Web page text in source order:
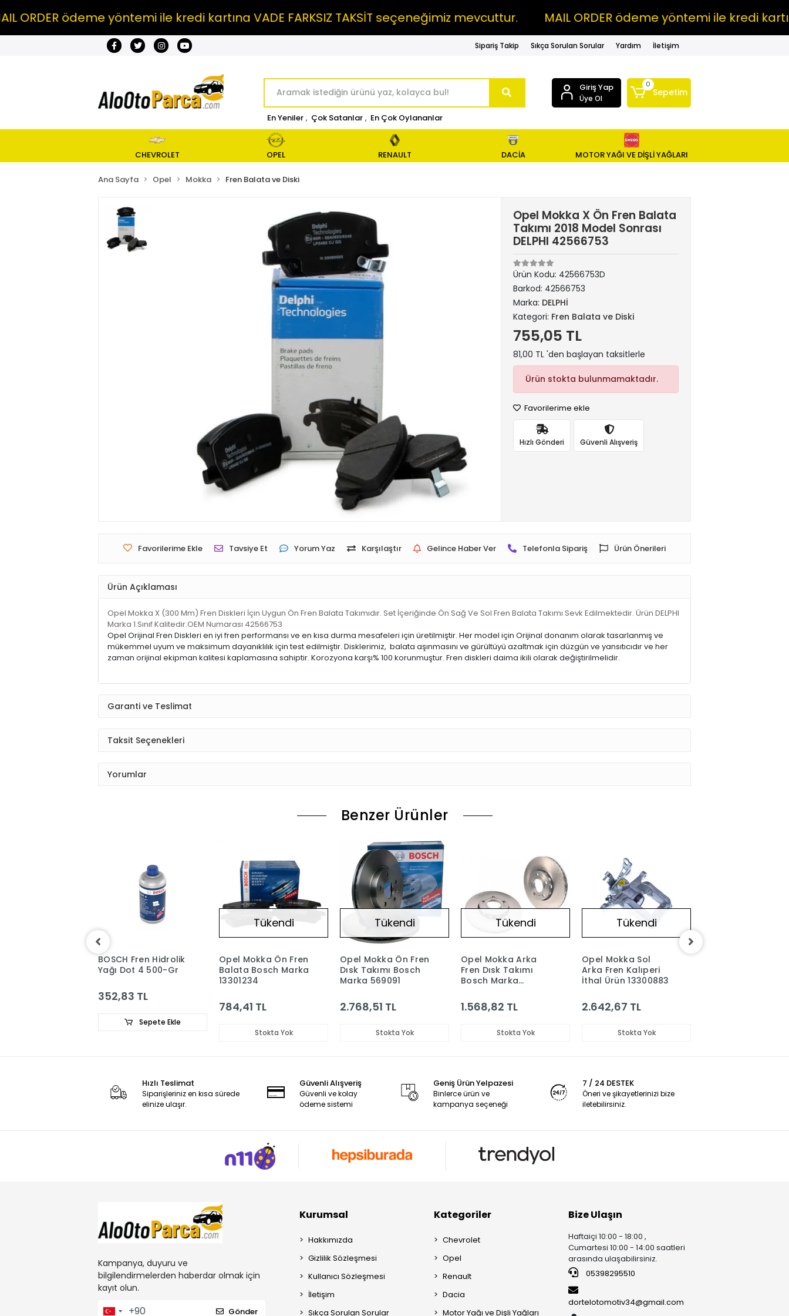
ödeme yöntemi ile kredi kartına VADE FARKSIZ TAKSİT seçeneğimiz mevcuttur. MAIL ORDER ödeme yöntemi ile kredi kartına
Sipariş Takip Sıkça Sorulan Sorular Yardım İletişim
En Yeniler , Çok Satanlar , En Çok Oylananlar
Giriş Yap
Üye Ol
0
Sepetim
CHEVROLET OPEL RENAULT DACİA MOTOR YAĞI VE DİŞLİ YAĞLARI
Ana Sayfa Opel Mokka Fren Balata ve Diski
Opel Mokka X Ön Fren Balata
Takımı 2018 Model Sonrası
DELPHI 42566753
Ürün Kodu: 42566753D
Barkod: 42566753
Marka: DELPHİ
Kategori: Fren Balata ve Diski
755,05 TL
81,00 TL 'den başlayan taksitlerle
Ürün stokta bulunmamaktadır.
Favorilerime ekle
Hızlı Gönderi Güvenli Alışveriş
Favorilerime Ekle Tavsiye Et Yorum Yaz Karşılaştır Gelince Haber Ver Telefonla Sipariş Ürün Önerileri
Ürün Açıklaması
Opel Mokka X (300 Mm) Fren Diskleri İçin Uygun Ön Fren Balata Takımıdır. Set İçeriğinde Ön Sağ Ve Sol Fren Balata Takımı Sevk Edilmektedir. Ürün DELPHI
Marka 1.Sınıf Kalitedir.OEM Numarası 42566753
Opel Orijinal Fren Diskleri en iyi fren performansı ve en kısa durma mesafeleri için üretilmiştir. Her model için Orijinal donanım olarak tasarlanmış ve
mükemmel uyum ve maksimum dayanıklılık için test edilmiştir. Disklerimiz, balata aşınmasını ve gürültüyü azaltmak için düzgün ve yansıtıcıdır ve her
zaman orijinal ekipman kalitesi kaplamasına sahiptir. Korozyona karşı% 100 korunmuştur. Fren diskleri daima ikili olarak değiştirilmelidir.
Garanti ve Teslimat
Taksit Seçenekleri
Yorumlar
Benzer Ürünler
BOSCH Fren Hidrolik
Yağı Dot 4 500-Gr
352,83 TL
Sepete Ekle
Tükendi
Opel Mokka Ön Fren
Balata Bosch Marka
13301234
784,41 TL
Stokta Yok
Tükendi
Opel Mokka Ön Fren
Dısk Takımı Bosch
Marka 569091
2.768,51 TL
Stokta Yok
Tükendi
Opel Mokka Arka
Fren Dısk Takımı
Bosch Marka
1.568,82 TL
Stokta Yok
Tükendi
Opel Mokka Sol
Arka Fren Kalıperi
İthal Ürün 13300883
2.642,67 TL
Stokta Yok
Hızlı Teslimat
Siparişleriniz en kısa sürede
elinize ulaşır.
Güvenli Alışveriş
Güvenli ve kolay
ödeme sistemi
Geniş Ürün Yelpazesi
Binlerce ürün ve
kampanya seçeneği
7 / 24 DESTEK
Öneri ve şikayetlerinizi bize
iletebilirsiniz.
Kampanya, duyuru ve
bilgilendirmelerden haberdar olmak için
kayıt olun.
Gönder
Kurumsal
Hakkımızda
Gizlilik Sözleşmesi
Kullanıcı Sözleşmesi
İletişim
Sıkça Sorulan Sorular
Kategoriler
Chevrolet
Opel
Renault
Dacia
Motor Yağı ve Dişli Yağları
Bize Ulaşın
Haftaiçi 10:00 - 18:00 ,
Cumartesi 10:00 - 14:00 saatleri
arasında ulaşabilirsiniz.
05398295510
dortelotomotiv34@gmail.com